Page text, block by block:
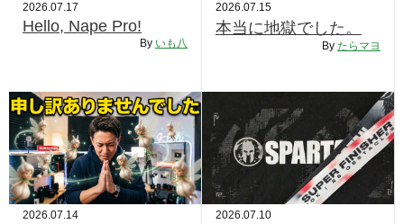
2026.07.17
Hello, Nape Pro!
By いも八
2026.07.15
本当に地獄でした。
By たらマヨ
2026.07.14 2026.07.10